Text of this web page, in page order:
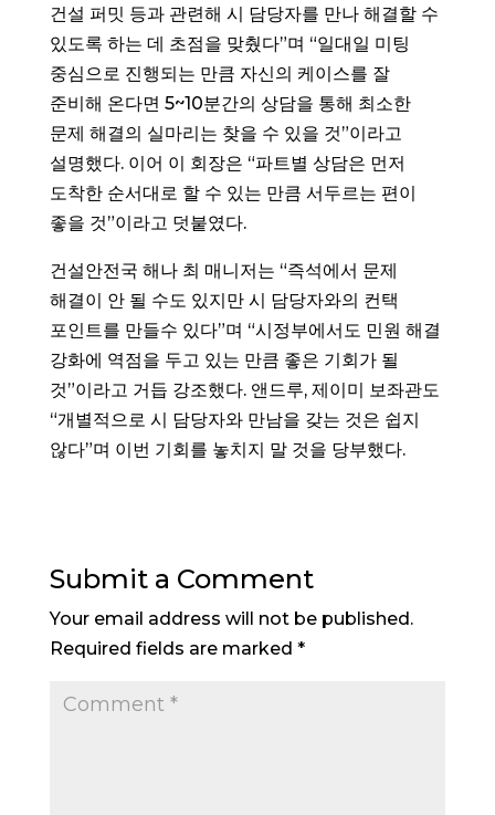
건설 퍼밋 등과 관련해 시 담당자를 만나 해결할 수
있도록 하는 데 초점을 맞췄다”며 “일대일 미팅
중심으로 진행되는 만큼 자신의 케이스를 잘
준비해 온다면 5~10분간의 상담을 통해 최소한
문제 해결의 실마리는 찾을 수 있을 것”이라고
설명했다. 이어 이 회장은 “파트별 상담은 먼저
도착한 순서대로 할 수 있는 만큼 서두르는 편이
좋을 것”이라고 덧붙였다.
건설안전국 해나 최 매니저는 “즉석에서 문제
해결이 안 될 수도 있지만 시 담당자와의 컨택
포인트를 만들수 있다”며 “시정부에서도 민원 해결
강화에 역점을 두고 있는 만큼 좋은 기회가 될
것”이라고 거듭 강조했다. 앤드루, 제이미 보좌관도
“개별적으로 시 담당자와 만남을 갖는 것은 쉽지
않다”며 이번 기회를 놓치지 말 것을 당부했다.
Submit a Comment
Your email address will not be published.
Required fields are marked *